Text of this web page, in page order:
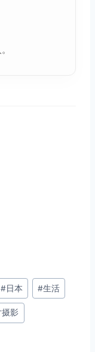
#日本 #生活
摄影